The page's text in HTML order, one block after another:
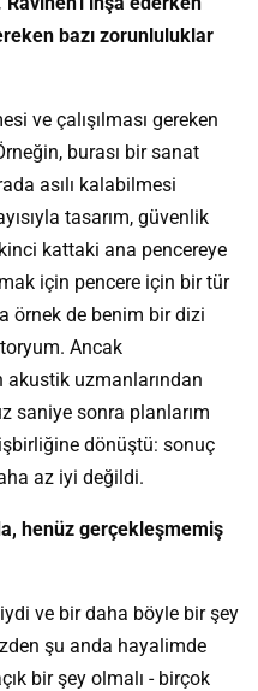
bazı zorunluluklar
ve çalışılması gereken
burası bir sanat
asılı kalabilmesi
tasarım, güvenlik
kattaki ana pencereye
için pencere için bir tür
örnek de benim bir dizi
Ancak
akustik uzmanlarından
saniye sonra planlarım
dönüştü: sonuç
az iyi değildi.
henüz gerçekleşmemiş
ve bir daha böyle bir şey
şu anda hayalimde
bir şey olmalı - birçok